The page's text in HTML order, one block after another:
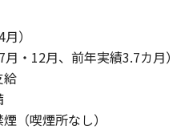
）
・12月、前年実績3.7カ月）
（喫煙所なし）